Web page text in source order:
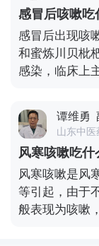
荷、连翘、前
叶等这些清热
还可以加用黄
症处理。平时
蜂蜜柚子水、
环境要保持清
境，避免过度
感冒后咳嗽吃
感冒后出现咳
和蜜炼川贝枇
感染，临床上
确是由于哪种
应的抗生素进
可以选择病毒
配合感冒药物
谭维勇
山东中
风寒咳嗽吃什
风寒咳嗽是风
等引起，由于
般表现为咳嗽